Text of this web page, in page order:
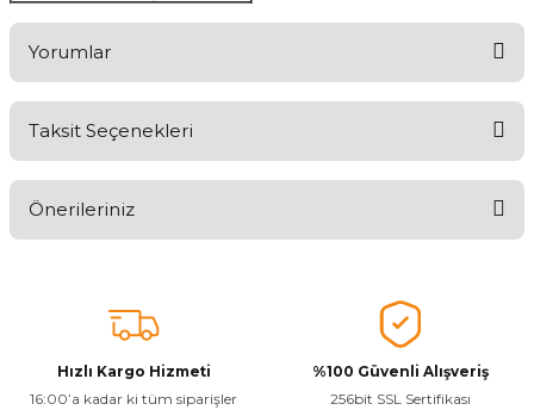
Yorumlar
Taksit Seçenekleri
Önerileriniz
tarafımıza iletebilirsiniz.
Görüş ve önerileriniz için teşekkür ederiz.
Ürün resmi kalitesiz, bozuk veya görüntülenemiyor.
Hızlı Kargo Hizmeti
16:00’a kadar ki tüm siparişler
%100 Güvenli Alışveriş
256bit SSL Sertifikası